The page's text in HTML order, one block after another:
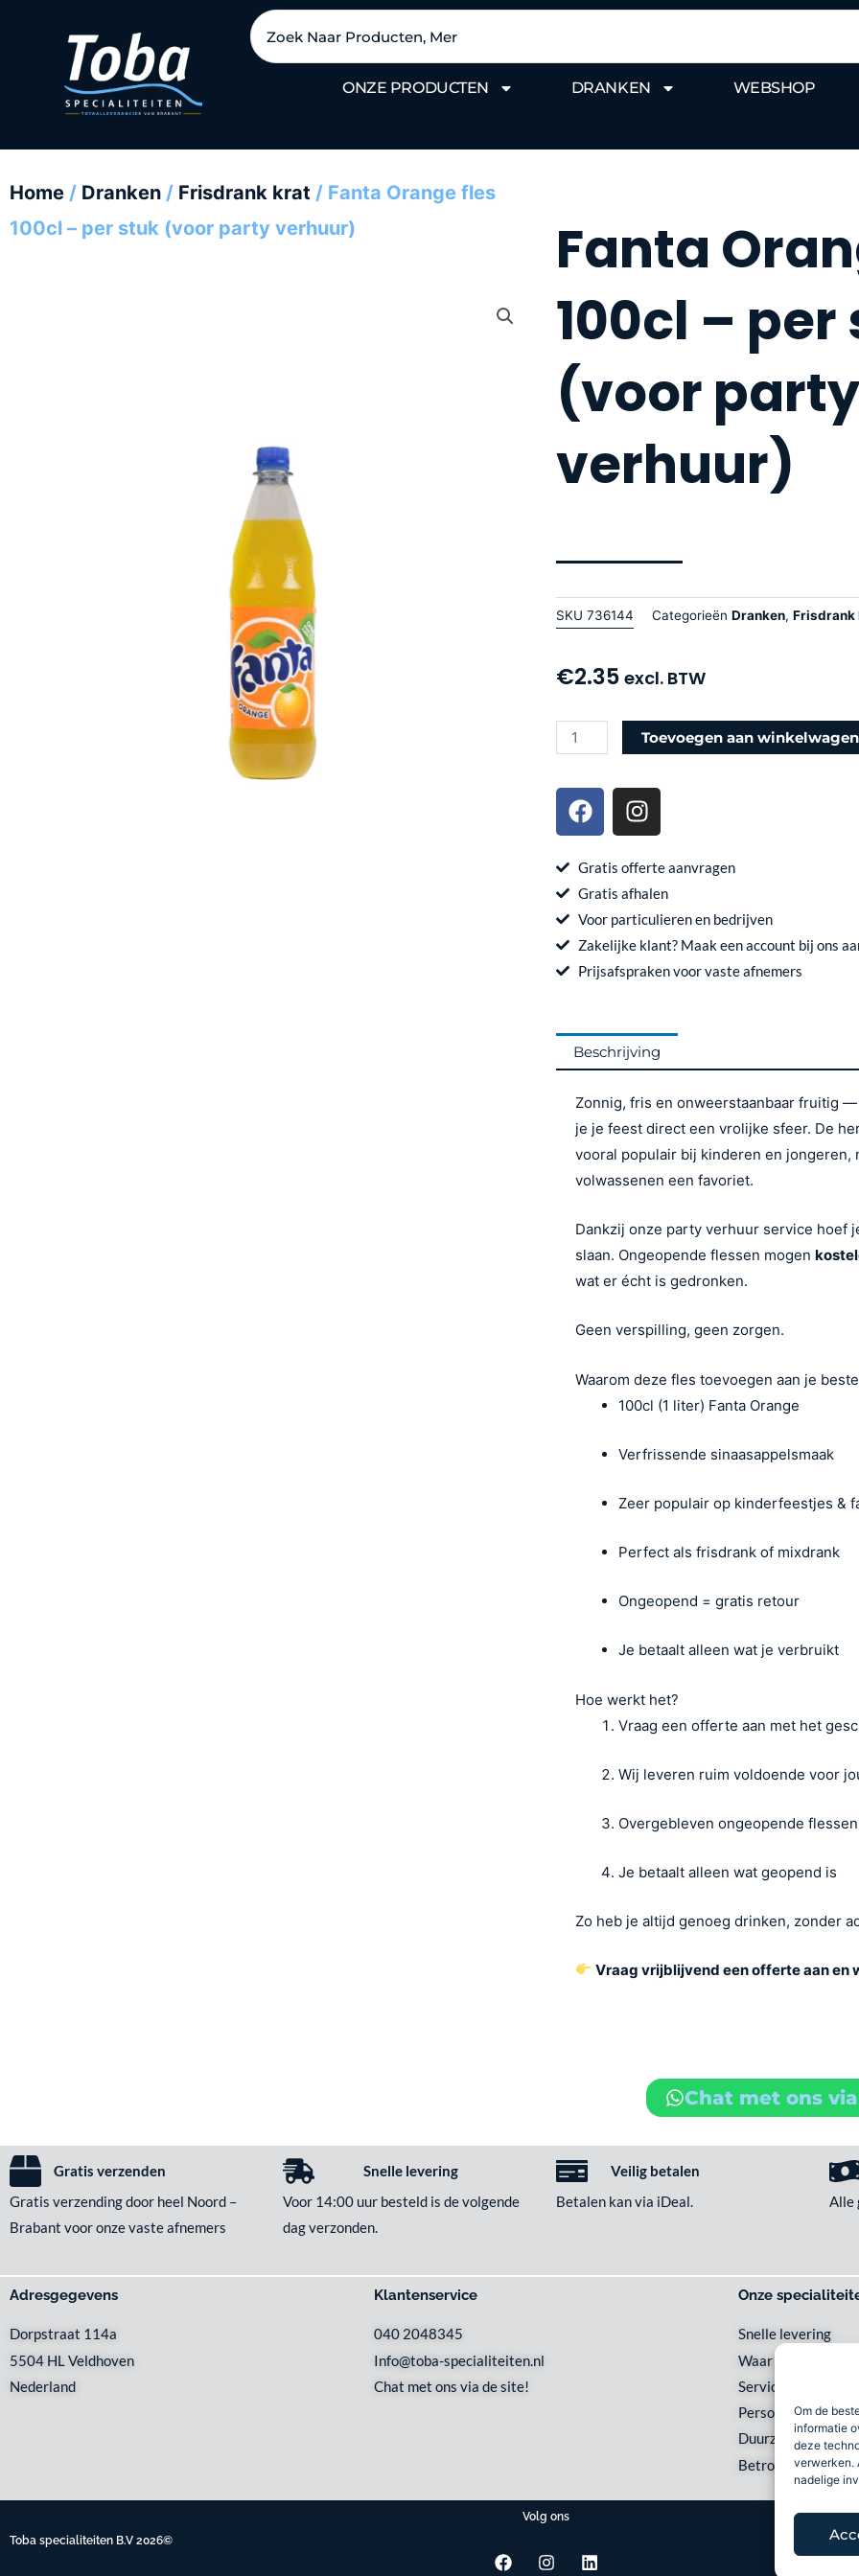
Om de
informatie
deze
verwerken.
nadelige
Zoeken
ONZE PRODUCTEN DRANKEN WEBSHOP
Home / Dranken / Frisdrank krat / Fanta Orange fles
100cl – per stuk (voor party verhuur)
Fanta
100cl – per
(voor party
verhuur)
SKU 736144 Categorieën Dranken, Frisdrank
€2.35 excl. BTW
Fanta
Orange
fles
100cl
–
per
stuk
(voor
party
verhuur)
Toevoegen aan winkelwagen
F
a
e
b
o
o
k
I
n
t
a
g
r
a
Gratis offerte aanvragen
Gratis afhalen
Voor particulieren en bedrijven
Zakelijke klant? Maak een account bij ons
Prijsafspraken voor vaste afnemers
Beschrijving
Zonnig, fris en onweerstaanbaar fruitig
je je feest direct een vrolijke sfeer. De
vooral populair bij kinderen en jongeren,
volwassenen een favoriet.
Dankzij onze party verhuur service hoef
slaan. Ongeopende flessen mogen
wat er écht is gedronken.
Geen verspilling, geen zorgen.
Waarom deze fles toevoegen aan je
100cl (1 liter) Fanta Orange
Verfrissende sinaasappelsmaak
Zeer populair op kinderfeestjes &
Perfect als frisdrank of mixdrank
Ongeopend = gratis retour
Je betaalt alleen wat je verbruikt
Hoe werkt het?
Vraag een offerte aan met het
Wij leveren ruim voldoende voor
Overgebleven ongeopende
Je betaalt alleen wat geopend is
Zo heb je altijd genoeg drinken, zonder
Vraag vrijblijvend een offerte aan en
Chat met ons
Gratis verzenden
Gratis verzending door heel Noord –
Brabant voor onze vaste afnemers
Snelle levering
Voor 14:00 uur besteld is de volgende
dag verzonden.
Veilig betalen
Betalen kan via iDeal.
Alle
Adresgegevens
Dorpstraat 114a
5504 HL Veldhoven
Nederland
Klantenservice
040 2048345
Info@toba-specialiteiten.nl
Chat met ons via de site!
Onze
Snelle levering
Waar en wanneer
Service met een
Persoonlijk en
Duurzaam
Betrouwbaar
Toba specialiteiten B.V 2026©
Volg ons
F
I
L